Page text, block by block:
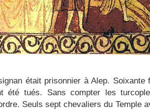
était prisonnier à Alep. Soixante
été tués. Sans compter les
Seuls sept chevaliers du Temple